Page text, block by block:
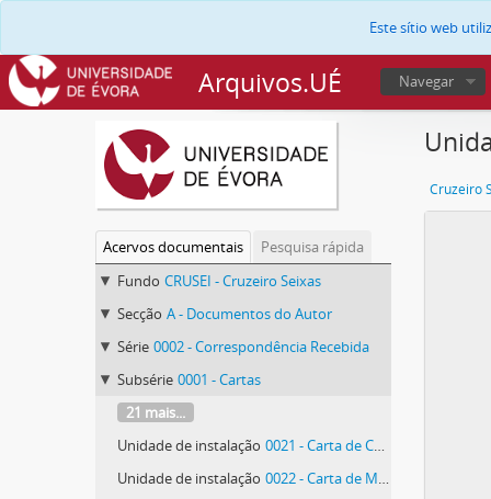
Este sítio web
Arquivos.UÉ Navegar
Acervos documentais
Pesquisa rápida
Fundo CRUSEI - Cruzeiro Seixas
Secção A - Documentos do Autor
Série 0002 - Correspondência Recebida
Subsérie 0001 - Cartas
21 mais...
Unidade de instalação 0021 - Carta de Célia [Rocha Baptista] Araújo
Unidade de instalação 0022 - Carta de Manuela Arraiano
Cruzeiro